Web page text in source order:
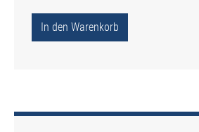
In den Warenkorb